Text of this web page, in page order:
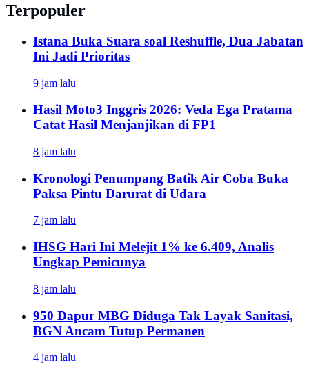
Terpopuler
Istana Buka Suara soal Reshuffle, Dua Jabatan
Ini Jadi Prioritas
9 jam lalu
Hasil Moto3 Inggris 2026: Veda Ega Pratama
Catat Hasil Menjanjikan di FP1
8 jam lalu
Kronologi Penumpang Batik Air Coba Buka
Paksa Pintu Darurat di Udara
7 jam lalu
IHSG Hari Ini Melejit 1% ke 6.409, Analis
Ungkap Pemicunya
8 jam lalu
950 Dapur MBG Diduga Tak Layak Sanitasi,
BGN Ancam Tutup Permanen
4 jam lalu